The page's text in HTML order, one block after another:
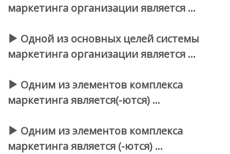
маркетинга организации является …
Одной из основных целей системы
маркетинга организации является …
Одним из элементов комплекса
маркетинга является(-ются) …
Одним из элементов комплекса
маркетинга является (-ются) …